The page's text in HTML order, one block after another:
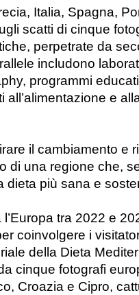
Italia, Spagna,
scatti di cinque
perpetrate da
includono
programmi
e
il cambiamento e
di una regione che,
dieta più sana e
tra 2022 e
coinvolgere i
della Dieta
cinque fotografi
Croazia e Cipro,